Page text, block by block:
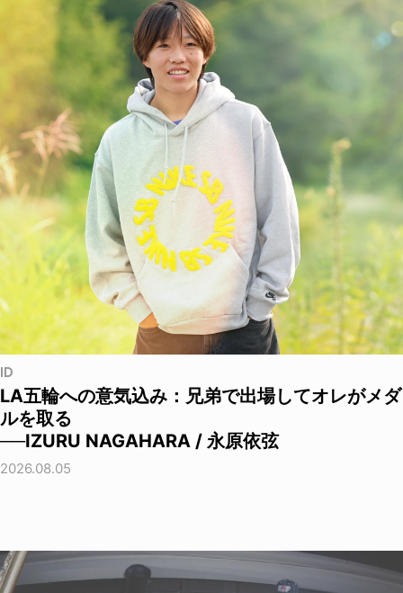
ID
LA五輪への意気込み：兄弟で出場してオレがメダ
ルを取る
──IZURU NAGAHARA / 永原依弦
2026.08.05